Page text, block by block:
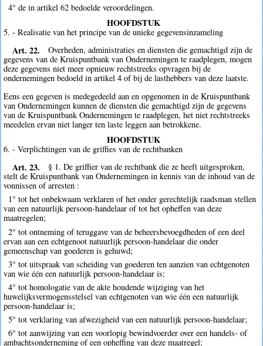
4° de in artikel 62 bedoelde veroordelingen.
HOOFDSTUK
5. - Realisatie van het principe van de unieke gegevensinzameling
Art. 22.
Overheden, administraties en diensten die gemachtigd zijn de
gegevens van de Kruispuntbank van Ondernemingen te raadplegen, mogen
deze gegevens niet meer opnieuw rechtstreeks opvragen bij de
ondernemingen bedoeld in artikel 4 of bij de lasthebbers van deze laatste.
Eens een gegeven is medegedeeld aan en opgenomen in de Kruispuntbank
van Ondernemingen kunnen de diensten die gemachtigd zijn de gegevens
van de Kruispuntbank Ondernemingen te raadplegen, het niet rechtstreeks
meedelen ervan niet langer ten laste leggen aan betrokkene.
HOOFDSTUK
6. - Verplichtingen van de griffies van de rechtbanken
Art. 23.
§ 1. De griffier van de rechtbank die ze heeft uitgesproken,
stelt de Kruispuntbank van Ondernemingen in kennis van de inhoud van de
vonnissen of arresten :
1° tot het onbekwaam verklaren of het onder gerechtelijk raadsman stellen
van een natuurlijk persoon-handelaar of tot het opheffen van deze
maatregelen;
2° tot ontneming of teruggave van de beheersbevoegdheden of een deel
ervan aan een echtgenoot natuurlijk persoon-handelaar die onder
gemeenschap van goederen is gehuwd;
3° tot uitspraak van scheiding van goederen ten aanzien van echtgenoten
van wie één een natuurlijk persoon-handelaar is;
4° tot homologatie van de akte houdende wijziging van het
huwelijksvermogensstelsel van echtgenoten van wie één een natuurlijk
persoon-handelaar is;
5° tot verklaring van afwezigheid van een natuurlijk persoon-handelaar;
6° tot aanwijzing van een voorlopig bewindvoerder over een handels- of
ambachtsonderneming of een opheffing van deze maatregel;